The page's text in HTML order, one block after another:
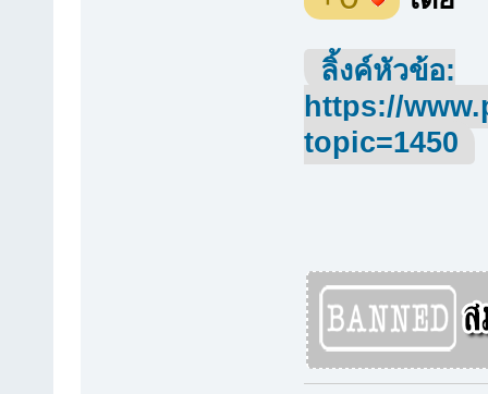
ลิ้งค์หัวข้อ:
https://
topic=1450